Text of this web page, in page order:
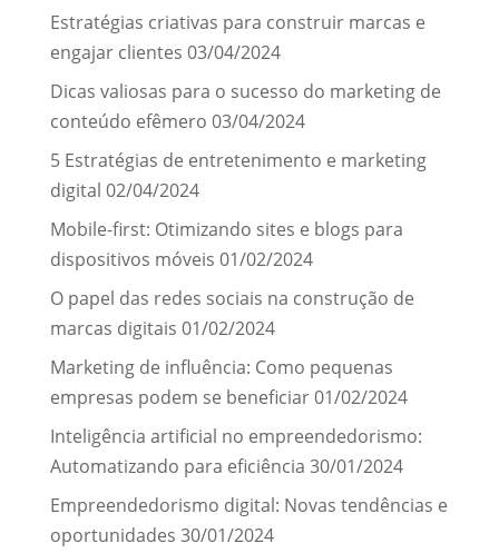
Estratégias criativas para construir marcas e
engajar clientes 03/04/2024
Dicas valiosas para o sucesso do marketing de
conteúdo efêmero 03/04/2024
5 Estratégias de entretenimento e marketing
digital 02/04/2024
Mobile-first: Otimizando sites e blogs para
dispositivos móveis 01/02/2024
O papel das redes sociais na construção de
marcas digitais 01/02/2024
Marketing de influência: Como pequenas
empresas podem se beneficiar01/02/2024
Inteligência artificial no empreendedorismo:
Automatizando para eficiência 30/01/2024
Empreendedorismo digital: Novas tendências e
oportunidades 30/01/2024